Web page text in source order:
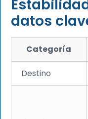
datos
Categoría
Destino